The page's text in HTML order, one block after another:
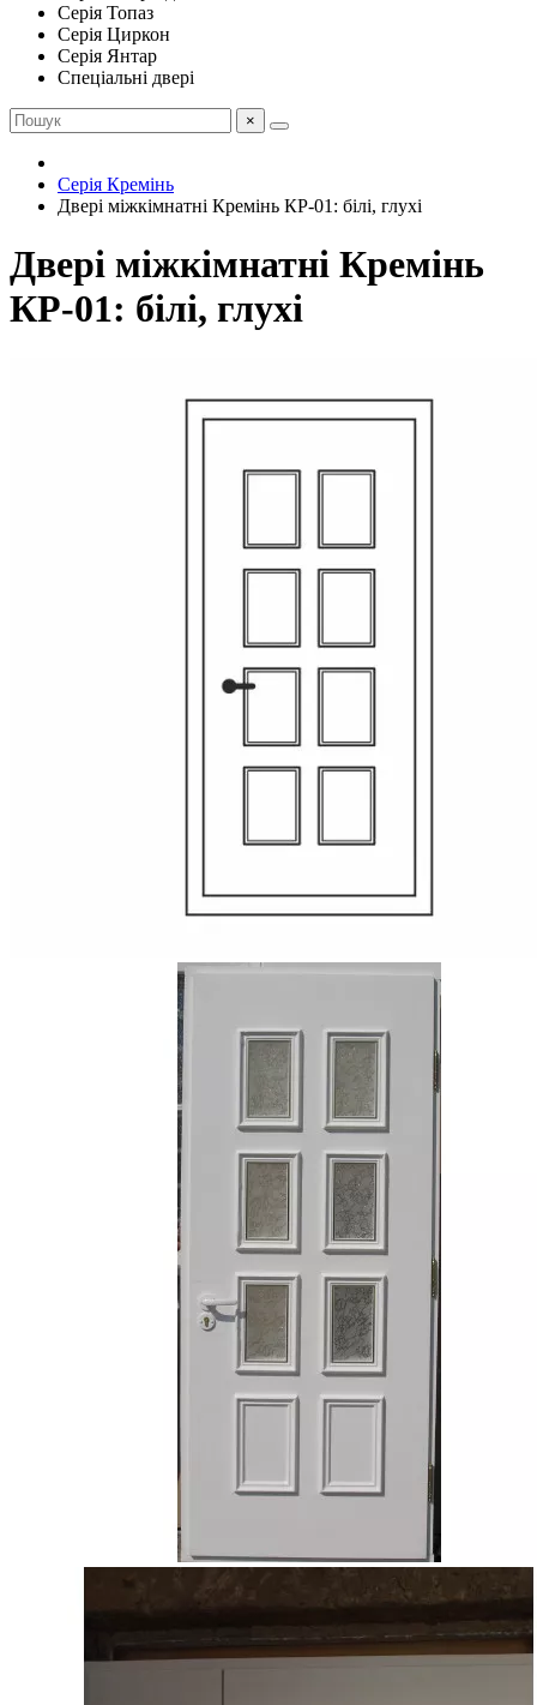
Серія Топаз
Серія Циркон
Серія Янтар
Спеціальні двері
×
Серія Кремінь
Двері міжкімнатні Кремінь КР-01: білі, глухі
Двері міжкімнатні Кремінь
КР-01: білі, глухі